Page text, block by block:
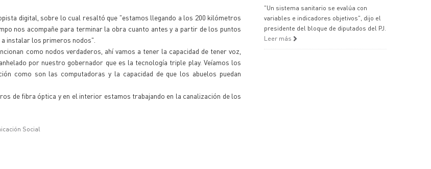
digital, sobre lo cual resaltó que "estamos llegando a los 200 kilómetros
nos acompañe para terminar la obra cuanto antes y a partir de los puntos
instalar los primeros nodos".
como nodos verdaderos, ahí vamos a tener la capacidad de tener voz,
por nuestro gobernador que es la tecnología triple play. Veíamos los
como son las computadoras y la capacidad de que los abuelos puedan
de fibra óptica y en el interior estamos trabajando en la canalización de los
Social
"Un sistema sanitario se evalúa con
variables e indicadores objetivos", dijo el
presidente del bloque de diputados del PJ.
Leer más